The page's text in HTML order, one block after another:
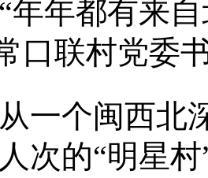
都有来自
口联村党委
个闽西北深
次的“明星